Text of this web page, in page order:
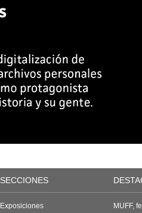
SECCIONES
Exposiciones
MUFF,